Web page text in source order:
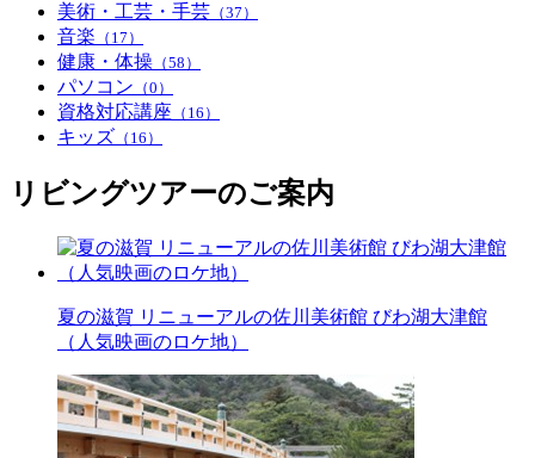
美術・工芸・手芸 （37）
音楽 （17）
健康・体操 （58）
パソコン （0）
資格対応講座 （16）
キッズ （16）
リビングツアーのご案内
夏の滋賀 リニューアルの佐川美術館 びわ湖大津館
（人気映画のロケ地）